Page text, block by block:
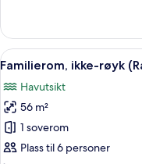
10/F)
–
standard,
ikke-
balkong
(Rainbow
Floor
7-
10/F)
Åpne
alle
bildene
av
Familierom,
ikke-
8
Familierom, ikke-røyk
Havutsikt
56 m²
1 soverom
Plass til 6 personer